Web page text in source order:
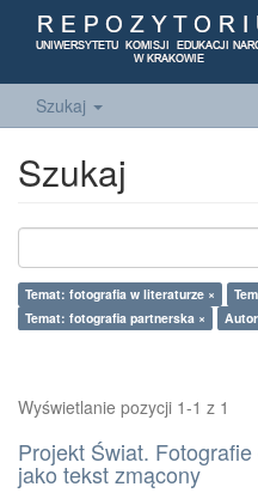
Szukaj
Szukaj
Temat: fotografia w literaturze ×
Temat: fotografia partnerska ×
Wyświetlanie pozycji 1-1 z 1
Projekt Świat.
jako tekst zmącony